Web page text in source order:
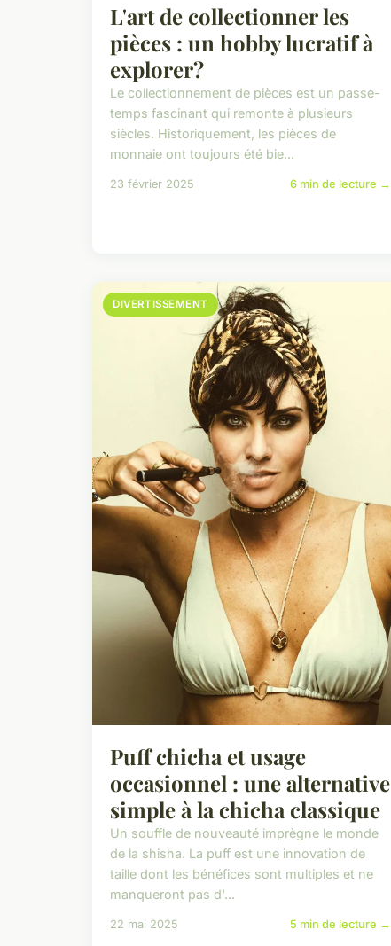
L'art de collectionner les
pièces : un hobby lucratif à
explorer?
Le collectionnement de pièces est un passe-
temps fascinant qui remonte à plusieurs
siècles. Historiquement, les pièces de
monnaie ont toujours été bie...
23 février 2025 6 min de lecture →
DIVERTISSEMENT
Puff chicha et usage
occasionnel : une alternative
simple à la chicha classique
Un souffle de nouveauté imprègne le monde
de la shisha. La puff est une innovation de
taille dont les bénéfices sont multiples et ne
manqueront pas d'...
22 mai 2025 5 min de lecture →